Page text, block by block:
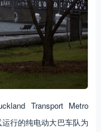
Transport Metro
行的纯电动大巴车队为